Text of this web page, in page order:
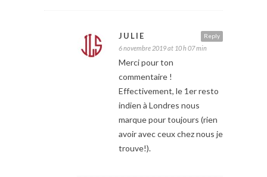
Reply
JULIE
6 novembre 2019 at 10 h 07 min
Merci pour ton
commentaire !
Effectivement, le 1er resto
indien à Londres nous
marque pour toujours (rien
avoir avec ceux chez nous je
trouve!).